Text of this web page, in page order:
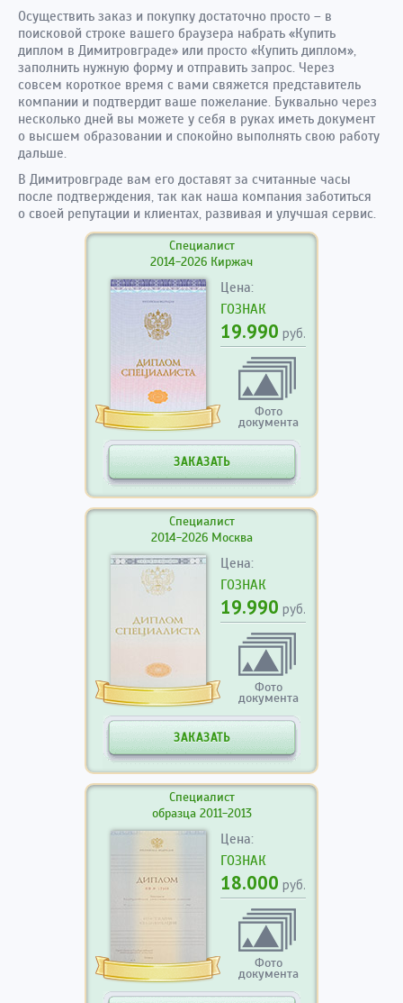
Осуществить заказ и покупку достаточно просто – в
поисковой строке вашего браузера набрать «Купить
диплом в Димитровграде» или просто «Купить диплом»,
заполнить нужную форму и отправить запрос. Через
совсем короткое время с вами свяжется представитель
компании и подтвердит ваше пожелание. Буквально через
несколько дней вы можете у себя в руках иметь документ
о высшем образовании и спокойно выполнять свою работу
дальше.
В Димитровграде вам его доставят за считанные часы
после подтверждения, так как наша компания заботиться
о своей репутации и клиентах, развивая и улучшая сервис.
Специалист
2014-2026 Киржач
Цена:
ГОЗНАК
19.990 руб.
Фото
документа
ЗАКАЗАТЬ
Специалист
2014-2026 Москва
Цена:
ГОЗНАК
19.990 руб.
Фото
документа
ЗАКАЗАТЬ
Специалист
образца 2011-2013
Цена:
ГОЗНАК
18.000 руб.
Фото
документа